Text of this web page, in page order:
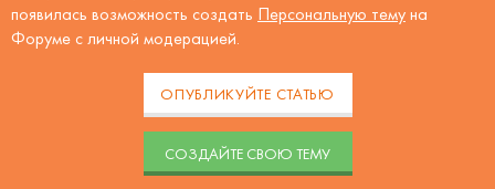
появилась возможность создать Персональную тему на
Форуме с личной модерацией.
ОПУБЛИКУЙТЕ СТАТЬЮ
CОЗДАЙТЕ СВОЮ ТЕМУ